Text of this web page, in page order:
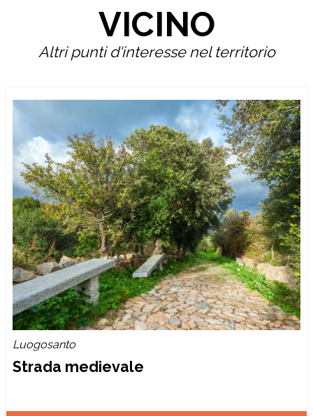
VICINO
Altri punti d'interesse nel territorio
Luogosanto
Strada medievale